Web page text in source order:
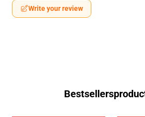
Write your review